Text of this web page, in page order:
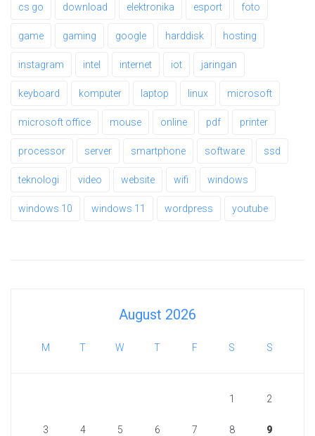
cs go download elektronika esport foto
game gaming google harddisk hosting
instagram intel internet iot jaringan
keyboard komputer laptop linux microsoft
microsoft office mouse online pdf printer
processor server smartphone software ssd
teknologi video website wifi windows
windows 10 windows 11 wordpress youtube
August 2026
M T W T F S S
1 2
3 4 5 6 7 8 9